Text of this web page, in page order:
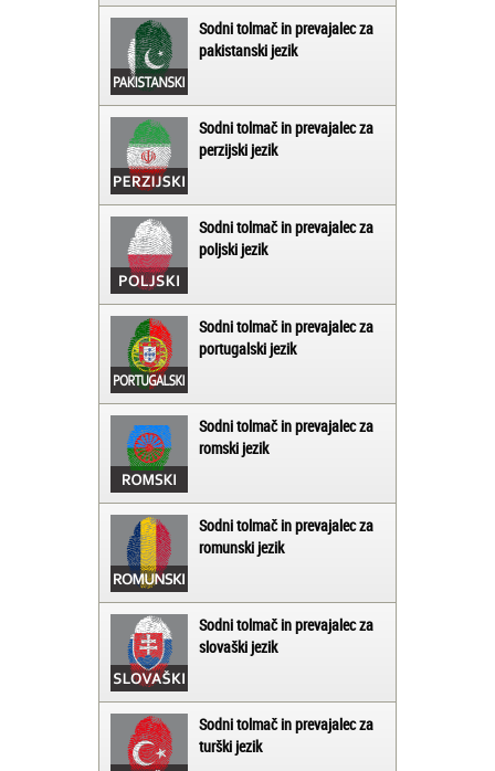
Sodni tolmač in prevajalec za
pakistanski jezik
Sodni tolmač in prevajalec za
perzijski jezik
Sodni tolmač in prevajalec za
poljski jezik
Sodni tolmač in prevajalec za
portugalski jezik
Sodni tolmač in prevajalec za
romski jezik
Sodni tolmač in prevajalec za
romunski jezik
Sodni tolmač in prevajalec za
slovaški jezik
Sodni tolmač in prevajalec za
turški jezik